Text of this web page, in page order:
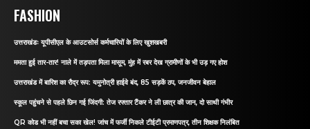
FASHION
उत्तराखंडः यूपीसीएल के आउटसोर्स कर्मचारियों के लिए खुशखबरी
ममता हुई तार-तार! नाले में तड़पता मिला मासूम, मुंह में रबर देख ग्रामीणों के भी उड़ गए होश
उत्तराखंड में बारिश का रौद्र रूप: यमुनोत्री हाईवे बंद, 85 सड़कें ठप, जनजीवन बेहाल
स्कूल पहुंचने से पहले छिन गई जिंदगी: तेज रफ्तार टैंकर ने ली छात्र की जान, दो साथी गंभीर
QR कोड भी नहीं बचा सका खेल! जांच में फर्जी निकले टीईटी प्रमाणपत्र, तीन शिक्षक निलंबित